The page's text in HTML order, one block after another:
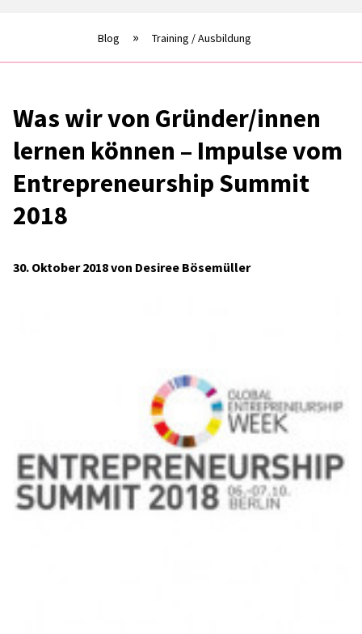
Blog Training / Ausbildung
Was wir von Gründer/innen
lernen können – Impulse vom
Entre­pre­neur­ship Summit
2018
30. Oktober 2018 von Desiree Bösemüller